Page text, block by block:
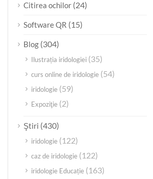
Citirea ochilor (24)
Software QR (15)
Blog (304)
Ilustrația iridologiei (35)
curs online de iridologie (54)
iridologie (59)
Expoziţie (2)
Ştiri (430)
iridologie (122)
caz de iridologie (122)
iridologie Educație (163)